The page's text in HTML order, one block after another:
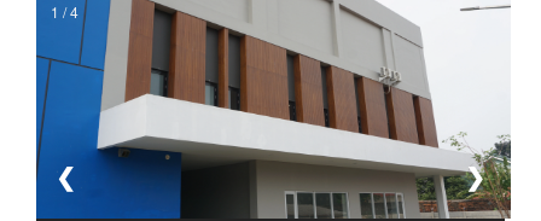
1 / 4
❮ ❯